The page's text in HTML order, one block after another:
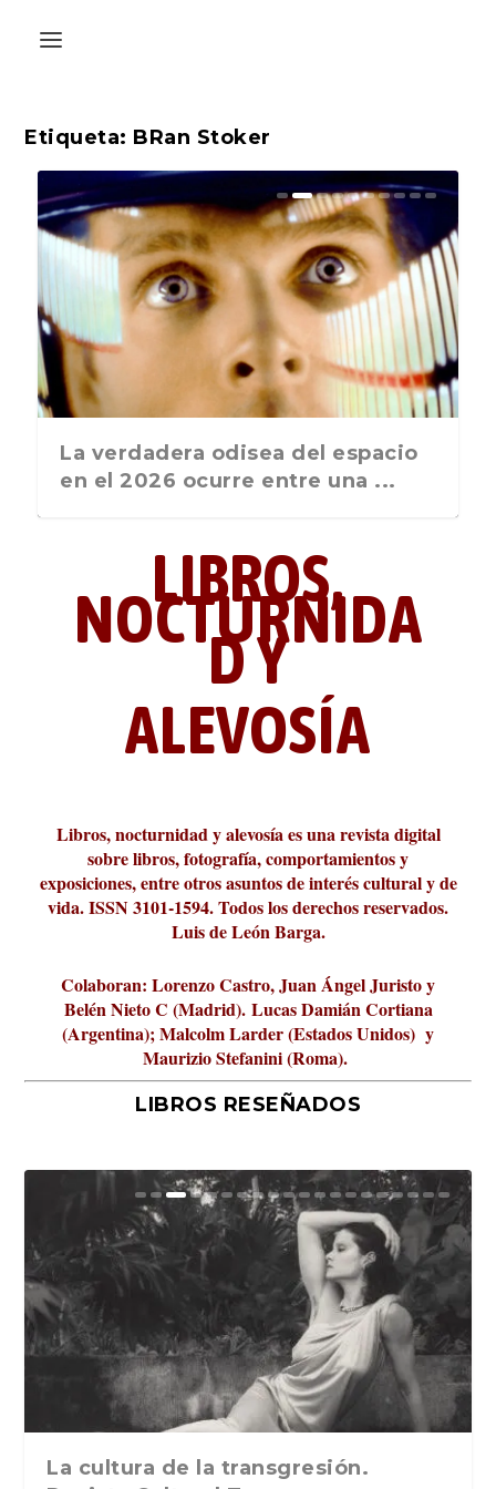
Etiqueta: BRan Stoker
La última postal de la temporada
nos recuerda que nos vamos ...
La verdadera odisea del espacio
en el 2026 ocurre entre una ...
ABC Cultural recibe el Premio
Liber 2026 al Fomento de la Le...
Revista Cultural Turia, númer...
10.000 pasos al día? Lo que d...
paisajística del mar de Sicil...
París
metafísicos de la novela ne...
LIBROS,
NOCTURNIDA
D Y
ALEVOSÍA
Libros, nocturnidad y alevosía es una revista digital
sobre libros, fotografía, comportamientos y
exposiciones, entre otros asuntos de interés cultural y de
vida. ISSN 3101-1594. Todos los derechos reservados.
Luis de León Barga.
Colaboran: Lorenzo Castro, Juan Ángel Juristo y
Belén Nieto C (Madrid). Lucas Damián Cortiana
(Argentina); Malcolm Larder (Estados Unidos) y
Maurizio Stefanini (Roma).
LIBROS RESEÑADOS
La verdadera odisea del espacio en
ABC Cultural recibe el Premio Liber
La cultura de la transgresión.